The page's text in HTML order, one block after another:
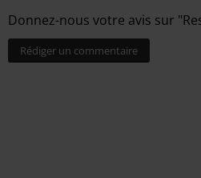
Donnez-nous votre avis sur
Rédiger un commentaire